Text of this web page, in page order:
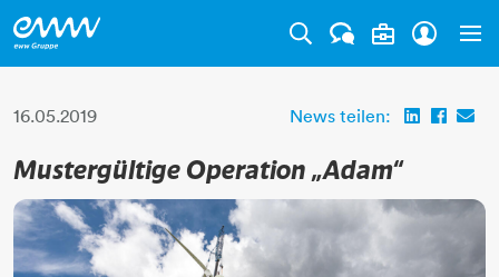
16.05.2019 News teilen:
Mustergültige Operation „Adam“